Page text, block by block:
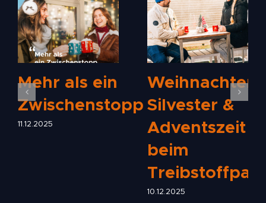
Mehr als ein
Zwischenstopp
11.12.2025
Weihnachten,
Silvester &
Adventszeit
beim
10.12.2025